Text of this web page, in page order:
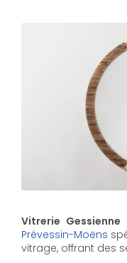
Vitrerie Gessienne
Prévessin-Moëns
vitrage, offrant des